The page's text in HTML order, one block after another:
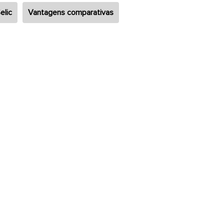
Vantagens comparativas